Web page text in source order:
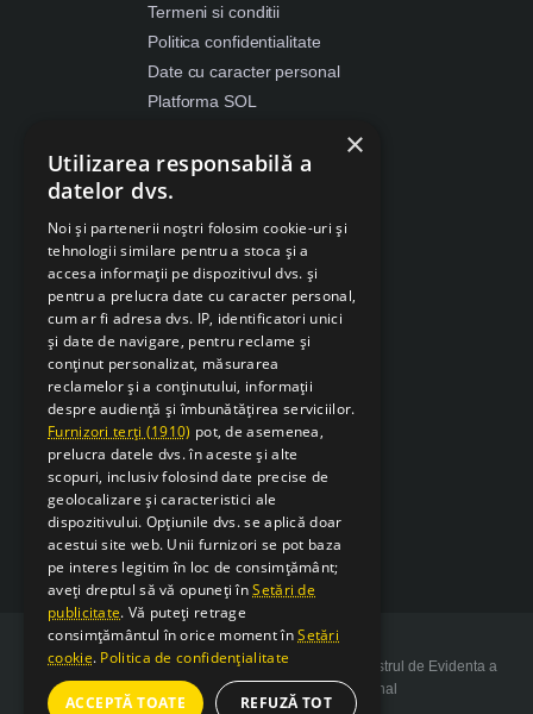
Termeni si conditii
Politica confidentialitate
Date cu caracter personal
Platforma SOL
Despre Cookies
Retragere din contract
Copyright 2026 SarcSudex.ro Website inscris in Registrul de Evidenta a
Prelucrarii de Date cu Caracter Personal
×
Utilizarea responsabilă a
datelor dvs.
Noi și partenerii noștri folosim cookie-uri și
tehnologii similare pentru a stoca și a
accesa informații pe dispozitivul dvs. și
pentru a prelucra date cu caracter personal,
cum ar fi adresa dvs. IP, identificatori unici
și date de navigare, pentru reclame și
conținut personalizat, măsurarea
reclamelor și a conținutului, informații
despre audiență și îmbunătățirea serviciilor.
Furnizori terți (1910) pot, de asemenea,
prelucra datele dvs. în aceste și alte
scopuri, inclusiv folosind date precise de
geolocalizare și caracteristici ale
dispozitivului. Opțiunile dvs. se aplică doar
acestui site web. Unii furnizori se pot baza
pe interes legitim în loc de consimțământ;
aveți dreptul să vă opuneți înSetări de
publicitate. Vă puteți retrage
consimțământul în orice moment înSetări
cookie. Politica de confidențialitate
ACCEPTĂ TOATE REFUZĂ TOT